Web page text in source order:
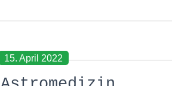
15. April 2022